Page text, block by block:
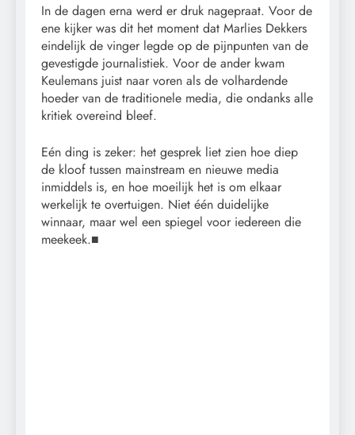
In de dagen erna werd er druk nagepraat. Voor de
ene kijker was dit het moment dat Marlies Dekkers
eindelijk de vinger legde op de pijnpunten van de
gevestigde journalistiek. Voor de ander kwam
Keulemans juist naar voren als de volhardende
hoeder van de traditionele media, die ondanks alle
kritiek overeind bleef.
Eén ding is zeker: het gesprek liet zien hoe diep
de kloof tussen mainstream en nieuwe media
inmiddels is, en hoe moeilijk het is om elkaar
werkelijk te overtuigen. Niet één duidelijke
winnaar, maar wel een spiegel voor iedereen die
meekeek.■